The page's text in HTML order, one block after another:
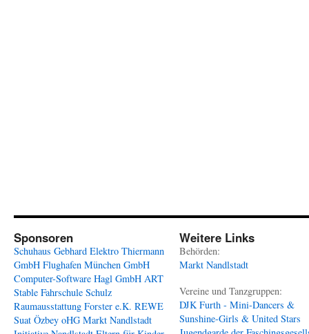
Sponsoren
Schuhaus Gebhard Elektro Thiermann
GmbH Flughafen München GmbH
Computer-Software Hagl GmbH ART
Stable Fahrschule Schulz
Raumausstattung Forster e.K. REWE
Suat Özbey oHG Markt Nandlstadt
Weitere Links
Behörden:
Markt Nandlstadt
Vereine und Tanzgruppen:
DJK Furth - Mini-Dancers &
Sunshine-Girls & United Stars